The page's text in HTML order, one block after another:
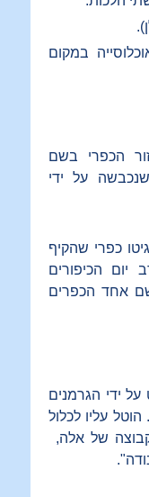
במקום
הכפרי בשם
על ידי
גיטו כפרי שהקיף
יום הכיפורים
שם אחד הכפרים
על ידי הגרמנים
עליו לכלול
גיל 12 וקשישים מעל 65, בקבוצה של אלה,